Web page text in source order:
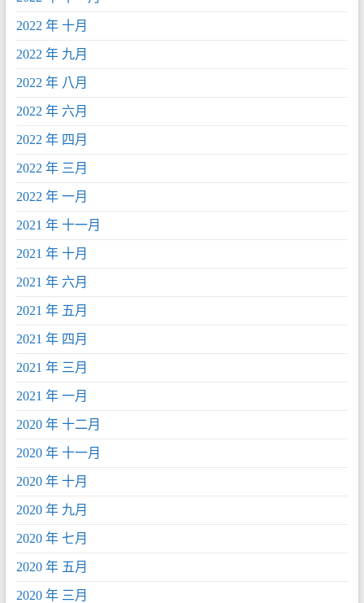
2022 年 十月
2022 年 九月
2022 年 八月
2022 年 六月
2022 年 四月
2022 年 三月
2022 年 一月
2021 年 十一月
2021 年 十月
2021 年 六月
2021 年 五月
2021 年 四月
2021 年 三月
2021 年 一月
2020 年 十二月
2020 年 十一月
2020 年 十月
2020 年 九月
2020 年 七月
2020 年 五月
2020 年 三月